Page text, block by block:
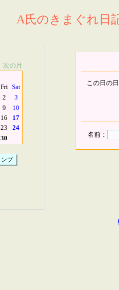
A氏のきまぐれ日
次の月
Fri Sat
2
3
9
10
16
17
23
24
30
この日の
名前：